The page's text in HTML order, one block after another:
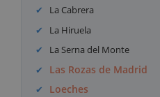
La Cabrera
La Hiruela
La Serna del Monte
Las Rozas de Madrid
Loeches